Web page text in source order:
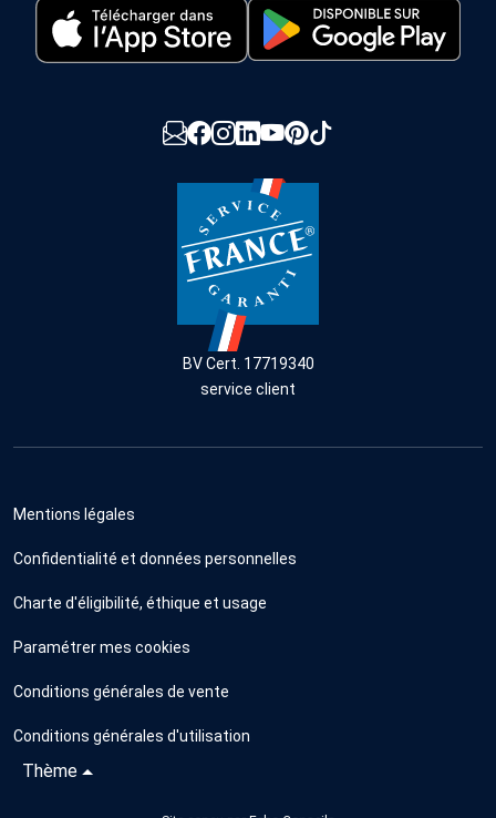
BV Cert. 17719340
service client
Mentions légales
Confidentialité et données personnelles
Charte d'éligibilité, éthique et usage
Paramétrer mes cookies
Conditions générales de vente
Conditions générales d'utilisation
Thème